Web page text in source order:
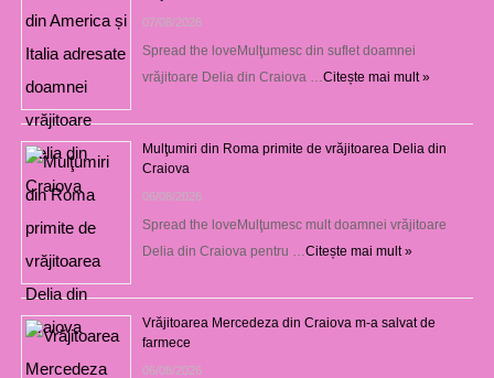
07/08/2026
Spread the loveMulţumesc din suflet doamnei
vrăjitoare Delia din Craiova … Citește mai mult »
Mulţumiri din Roma primite de vrăjitoarea Delia din
Craiova
06/08/2026
Spread the loveMulţumesc mult doamnei vrăjitoare
Delia din Craiova pentru … Citește mai mult »
Vrăjitoarea Mercedeza din Craiova m-a salvat de
farmece
06/08/2026